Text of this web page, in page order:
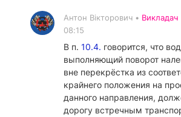
Антон Вікторович • Викладач
08:15
В п. 10.4. говорится, что
выполняющий поворот
вне перекрёстка из
крайнего положения на
данного направления,
дорогу встречным